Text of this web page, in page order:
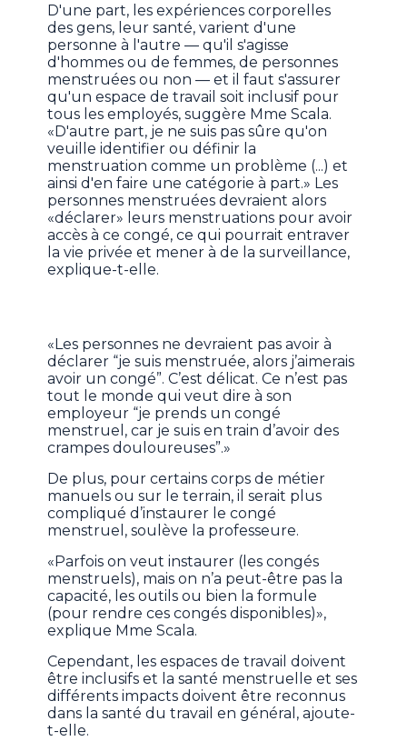
D'une part, les expériences corporelles
des gens, leur santé, varient d'une
personne à l'autre — qu'il s'agisse
d'hommes ou de femmes, de personnes
menstruées ou non — et il faut s'assurer
qu'un espace de travail soit inclusif pour
tous les employés, suggère Mme Scala.
«D'autre part, je ne suis pas sûre qu'on
veuille identifier ou définir la
menstruation comme un problème (...) et
ainsi d'en faire une catégorie à part.» Les
personnes menstruées devraient alors
«déclarer» leurs menstruations pour avoir
accès à ce congé, ce qui pourrait entraver
la vie privée et mener à de la surveillance,
explique-t-elle.
«Les personnes ne devraient pas avoir à
déclarer “je suis menstruée, alors j’aimerais
avoir un congé”. C’est délicat. Ce n’est pas
tout le monde qui veut dire à son
employeur “je prends un congé
menstruel, car je suis en train d’avoir des
crampes douloureuses”.»
De plus, pour certains corps de métier
manuels ou sur le terrain, il serait plus
compliqué d’instaurer le congé
menstruel, soulève la professeure.
«Parfois on veut instaurer (les congés
menstruels), mais on n’a peut-être pas la
capacité, les outils ou bien la formule
(pour rendre ces congés disponibles)»,
explique Mme Scala.
Cependant, les espaces de travail doivent
être inclusifs et la santé menstruelle et ses
différents impacts doivent être reconnus
dans la santé du travail en général, ajoute-
t-elle.